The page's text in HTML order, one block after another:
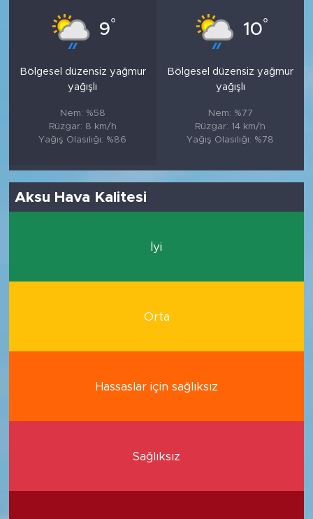
9°
Bölgesel düzensiz yağmur
yağışlı
Nem: %58
Rüzgar: 8 km/h
Yağış Olasılığı: %86
10°
Bölgesel düzensiz yağmur
yağışlı
Nem: %77
Rüzgar: 14 km/h
Yağış Olasılığı: %78
Aksu Hava Kalitesi
İyi
Orta
Hassaslar için sağlıksız
Sağlıksız